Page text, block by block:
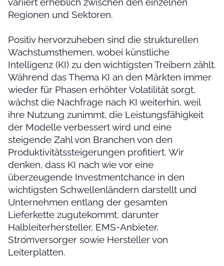
Regionen und Sektoren.
Positiv hervorzuheben sind die strukturellen
Wachstumsthemen, wobei künstliche
Intelligenz (KI) zu den wichtigsten Treibern zählt.
Während das Thema KI an den Märkten immer
wieder für Phasen erhöhter Volatilität sorgt,
wächst die Nachfrage nach KI weiterhin, weil
ihre Nutzung zunimmt, die Leistungsfähigkeit
der Modelle verbessert wird und eine
steigende Zahl von Branchen von den
Produktivitätssteigerungen profitiert. Wir
denken, dass KI nach wie vor eine
überzeugende Investmentchance in den
wichtigsten Schwellenländern darstellt und
Unternehmen entlang der gesamten
Lieferkette zugutekommt, darunter
Halbleiterhersteller, EMS-Anbieter,
Stromversorger sowie Hersteller von
Leiterplatten.